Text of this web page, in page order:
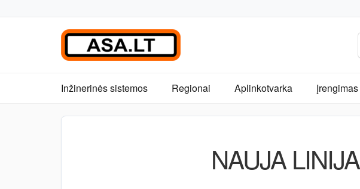
Inžinerinės sistemos Regionai Aplinkotvarka Įrengimas
NAUJA LINIJA